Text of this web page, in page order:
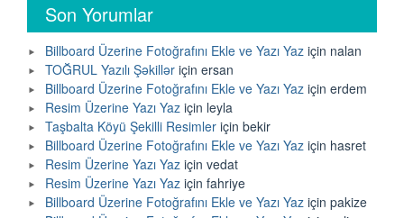
Son Yorumlar
Billboard Üzerine Fotoğrafını Ekle ve Yazı Yaz için nalan
TOĞRUL Yazılı Şəkillər için ersan
Billboard Üzerine Fotoğrafını Ekle ve Yazı Yaz için erdem
Resim Üzerine Yazı Yaz için leyla
Taşbalta Köyü Şekilli Resimler için bekir
Billboard Üzerine Fotoğrafını Ekle ve Yazı Yaz için hasret
Resim Üzerine Yazı Yaz için vedat
Resim Üzerine Yazı Yaz için fahriye
Billboard Üzerine Fotoğrafını Ekle ve Yazı Yaz için pakize